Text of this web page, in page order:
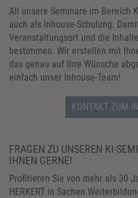
All unsere Seminare im Bereich
auch als Inhouse-Schulung.
Veranstaltungsort und die
bestimmen. Wir erstellen mit
das genau auf Ihre Wünsche
einfach unser Inhouse-Team!
KONTAKT ZUM
FRAGEN ZU UNSEREN KI-
IHNEN GERNE!
Profitieren Sie von mehr als 30
HERKERT in Sachen